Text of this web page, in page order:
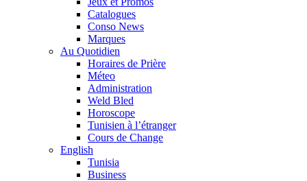
Catalogues
Conso News
Marques
Au Quotidien
Horaires de Prière
Méteo
Administration
Weld Bled
Horoscope
Tunisien à l’étranger
Cours de Change
English
Tunisia
Business